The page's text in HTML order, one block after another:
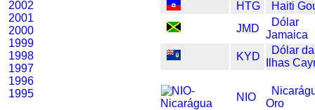
2002
2001
2000
1999
1998
1997
1996
1995
HTG
Haiti
JMD
Dólar
Jamaica
KYD
Dólar
Ilhas
NIO
Oro